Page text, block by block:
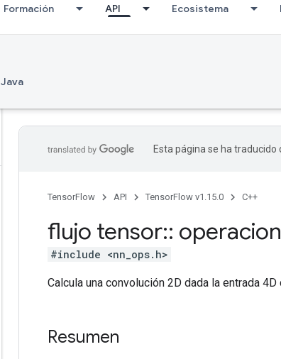
Formación API Ecosistema
Java
Esta página se ha traducido
TensorFlow API TensorFlow v1.15.0 C++
flujo tensor::
#include <nn_ops.h>
Calcula una convolución 2D dada la entrada
Resumen